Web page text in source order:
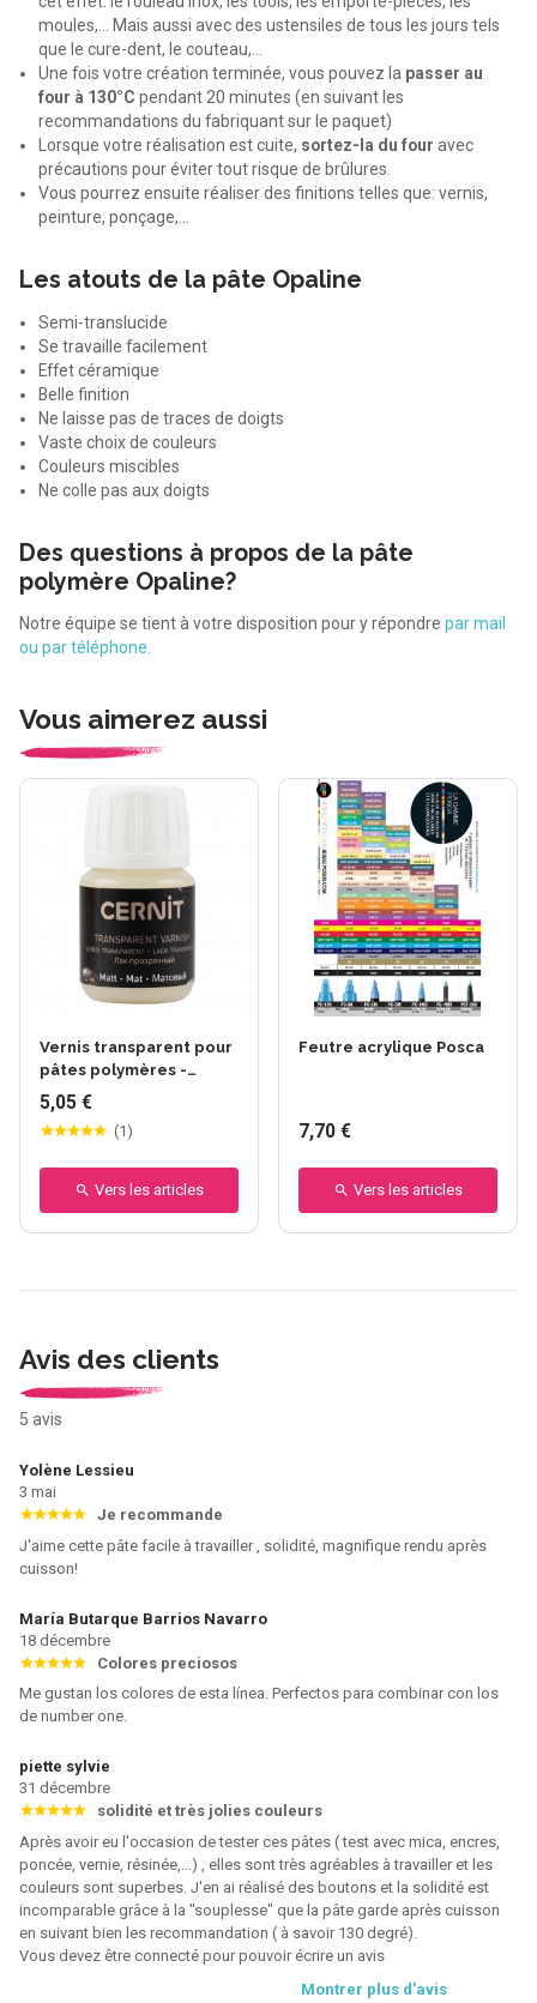
moules,… Mais aussi avec des ustensiles de tous les jours tels
que le cure-dent, le couteau,...
Une fois votre création terminée, vous pouvez la passer au
four à 130°C pendant 20 minutes (en suivant les
recommandations du fabriquant sur le paquet)
Lorsque votre réalisation est cuite, sortez-la du four avec
précautions pour éviter tout risque de brûlures.
Vous pourrez ensuite réaliser des finitions telles que: vernis,
peinture, ponçage,...
Les atouts de la pâte Opaline
Semi-translucide
Se travaille facilement
Effet céramique
Belle finition
Ne laisse pas de traces de doigts
Vaste choix de couleurs
Couleurs miscibles
Ne colle pas aux doigts
Des questions à propos de la pâte
polymère Opaline?
Notre équipe se tient à votre disposition pour y répondre par mail
ou par téléphone.
Vous aimerez aussi
Vernis transparent pour
pâtes polymères -
Cernit
5,05 €
(1 )
Vers les articles
Feutre acrylique Posca
7,70 €
Vers les articles
Avis des clients
5 avis
Yolène Lessieu
3 mai
Je recommande
J'aime cette pâte facile à travailler , solidité, magnifique rendu après
cuisson!
María Butarque Barrios Navarro
18 décembre
Colores preciosos
Me gustan los colores de esta línea. Perfectos para combinar con los
de number one.
piette sylvie
31 décembre
solidité et très jolies couleurs
Après avoir eu l'occasion de tester ces pâtes ( test avec mica, encres,
poncée, vernie, résinée,...) , elles sont très agréables à travailler et les
couleurs sont superbes. J'en ai réalisé des boutons et la solidité est
incomparable grâce à la "souplesse" que la pâte garde après cuisson
en suivant bien les recommandation ( à savoir 130 degré).
Vous devez être connecté pour pouvoir écrire un avis
Montrer plus d'avis